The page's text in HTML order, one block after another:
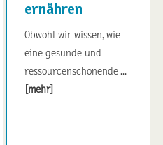
ernähren
Obwohl wir wissen, wie
eine gesunde und
ressourcenschonende ...
[mehr]